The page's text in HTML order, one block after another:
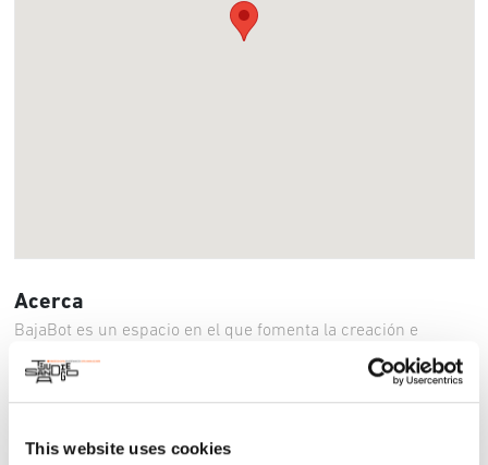
This website uses cookies
Acerca
BajaBot es un espacio en el que fomenta la creación e
innovación de estudiantes desde nivel primario a
universitario en las áreas de robótica e ingeniería, así como
un espacio para público general. El objetivo es permitir un
ciudad, permitiendo promover la difusión de la tecnología y la